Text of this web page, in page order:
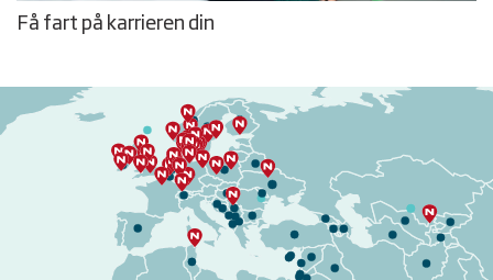
Få fart på karrieren din